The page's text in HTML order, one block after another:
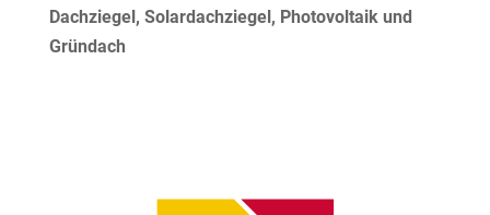
Dachziegel, Solardachziegel, Photovoltaik und
Gründach